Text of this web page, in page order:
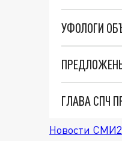
УФОЛОГИ
ГЛАВА СПЧ
Новости СМИ2